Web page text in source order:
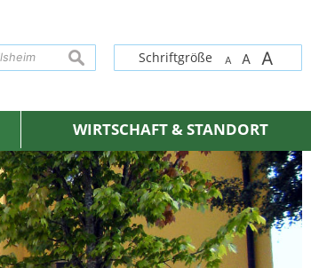
Schriftgröße A A A
suchen
WIRTSCHAFT & STANDORT